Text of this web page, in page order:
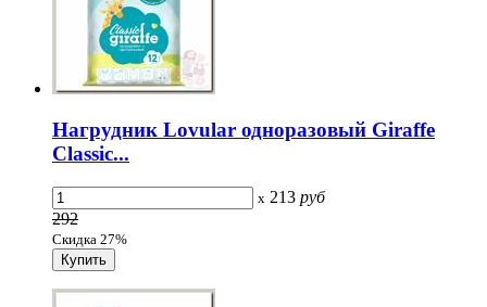
Нагрудник Lovular одноразовый Giraffe
Classic...
x 213 руб
292
Скидка 27%